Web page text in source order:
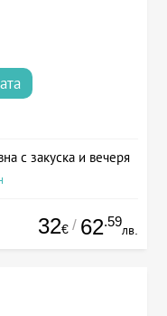
с закуска и вечеря
32€ / 62.59
лв.